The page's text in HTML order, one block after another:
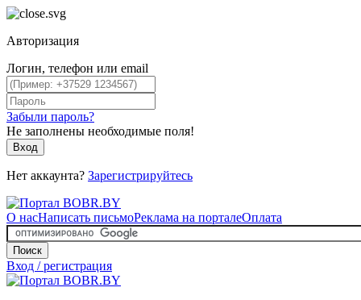
Авторизация
Логин, телефон или email
Забыли пароль?
Не заполнены необходимые поля!
Вход
Нет аккаунта? Зарегистрируйтесь
О насНаписать письмоРеклама на порталеОплата
Поиск
Вход / регистрация